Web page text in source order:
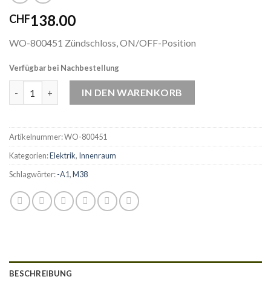
CHF138.00
WO-800451 Zündschloss, ON/OFF-Position
Verfügbar bei Nachbestellung
IN DEN WARENKORB
Artikelnummer:WO-800451
Kategorien:Elektrik, Innenraum
Schlagwörter:-A1,M38
BESCHREIBUNG